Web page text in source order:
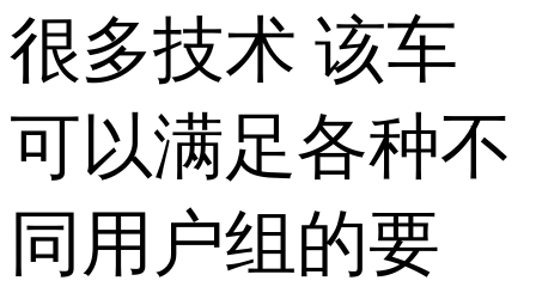
很多技术 该车
可以满足各种不
同用户组的要